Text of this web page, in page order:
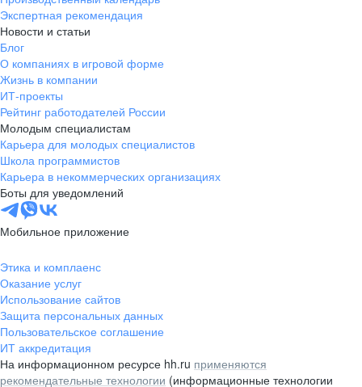
Экспертная рекомендация
Новости и статьи
Блог
О компаниях в игровой форме
Жизнь в компании
ИТ-проекты
Рейтинг работодателей России
Молодым специалистам
Карьера для молодых специалистов
Школа программистов
Карьера в некоммерческих организациях
Боты для уведомлений
Мобильное приложение
Этика и комплаенс
Оказание услуг
Использование сайтов
Защита персональных данных
Пользовательское соглашение
ИТ аккредитация
На информационном ресурсе hh.ru применяются
рекомендательные технологии (информационные технологии